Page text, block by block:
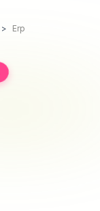
Erp